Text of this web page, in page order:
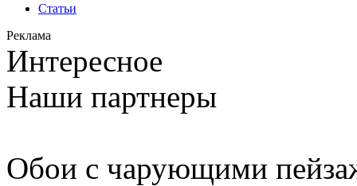
Статьи
Реклама
Интересное
Наши партнеры
Обои с чарующими